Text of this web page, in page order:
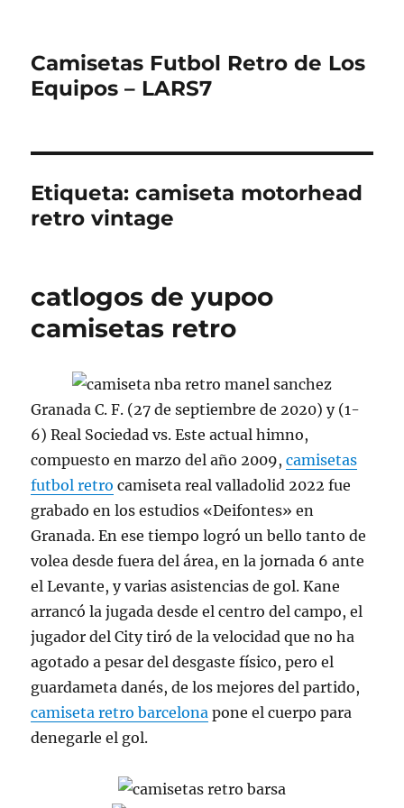
Camisetas Futbol Retro de Los
Equipos – LARS7
Etiqueta:camiseta motorhead
retro vintage
catlogos de yupoo
camisetas retro
Granada C. F. (27 de septiembre de 2020) y (1-
6) Real Sociedad vs. Este actual himno,
compuesto en marzo del año 2009,camisetas
futbol retro camiseta real valladolid 2022 fue
grabado en los estudios «Deifontes» en
Granada. En ese tiempo logró un bello tanto de
volea desde fuera del área, en la jornada 6 ante
el Levante, y varias asistencias de gol. Kane
arrancó la jugada desde el centro del campo, el
jugador del City tiró de la velocidad que no ha
agotado a pesar del desgaste físico, pero el
guardameta danés, de los mejores del partido,
camiseta retro barcelona pone el cuerpo para
denegarle el gol.